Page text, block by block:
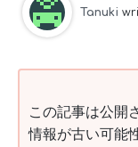
Tanuki
この記事は公開
情報が古い可能